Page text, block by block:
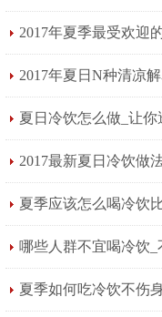
2017年夏季最受欢迎
2017年夏日N种清凉
荐】
夏日冷饮怎么做_让
法
2017最新夏日冷饮做
夏季应该怎么喝冷饮
伤身的方法
哪些人群不宜喝冷饮
夏季如何吃冷饮不伤